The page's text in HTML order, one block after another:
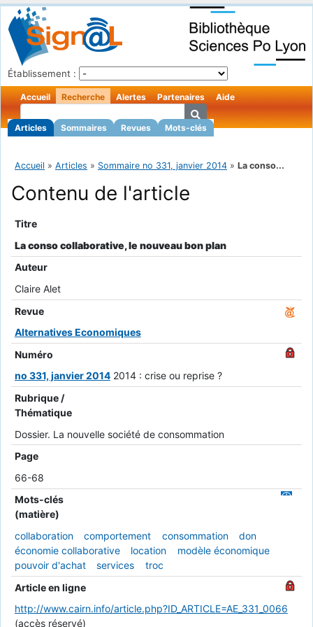
Établissement :
Accueil Recherche
Articles Sommaires Revues Mots-clés
Alertes Partenaires Aide
Accueil » Articles » Sommaire no 331, janvier 2014 » La conso...
Contenu de l'article
Titre
La conso collaborative, le nouveau bon plan
Auteur
Claire Alet
Revue
Alternatives Economiques
Numéro
no 331, janvier 2014 2014 : crise ou reprise ?
Rubrique /
Thématique
Dossier. La nouvelle société de consommation
Page
66-68
Mots-clés
(matière)
collaboration
comportement consommation
don
économie collaborative
location
modèle économique
pouvoir d'achat
services
troc
Article en ligne
http://www.cairn.info/article.php?ID_ARTICLE=AE_331_0066
(accès réservé)